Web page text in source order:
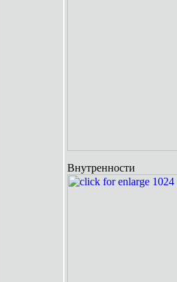
Внутренности